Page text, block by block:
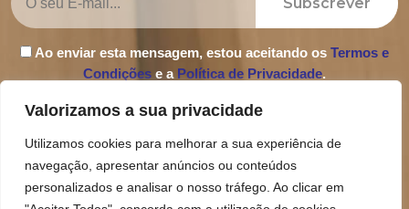
Valorizamos a sua privacidade
Utilizamos cookies para melhorar a sua experiência de
navegação, apresentar anúncios ou conteúdos
personalizados e analisar o nosso tráfego. Ao clicar em
Subscrever
Ao enviar esta mensagem, estou aceitando os Termos e
Condições e a Política de Privacidade.
Política de Privacidade
Termos e Condições